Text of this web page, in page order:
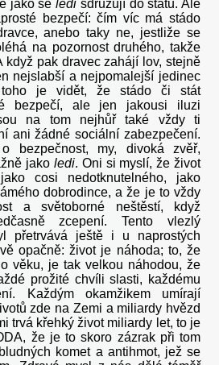
jako seledi sdružují do států. Ale
bezpečí: čím víc má stádo
anebo taky ne, jestliže se
na pozornost druhého, takže
když pak dravec zahájí lov, stejně
nejslabší a nejpomalejší jedinec
je vidět, že stádo či stát
bezpečí, ale jen jakousi iluzi
na tom nejhůř také vždy ti
ani žádné sociální zabezpečení.
bezpečnost, my, divoká zvěř,
jako ledi. Oni si myslí, že život
cosi nedotknutelného, jako
dobrodince, a že je to vždy
a světoborné neštěstí, když
zcepení. Tento vlezlý
přetrvává ještě i u naprostých
opačně: život je náhoda; to, že
věku, je tak velkou náhodou, že
prožité chvíli slasti, každému
Každým okamžikem umírají
zde na Zemi a miliardy hvězd
trvá křehký život miliardy let, to je
že je to skoro zázrak při tom
komet a antihmot, jež se